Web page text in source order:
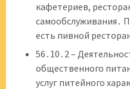
кафетериев,
самообслуживания․
есть пивной
56․10․2 –
общественного
услуг питейного